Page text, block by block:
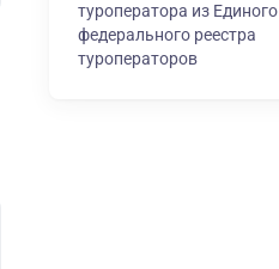
туроператора из Единого
федерального реестра
туроператоров